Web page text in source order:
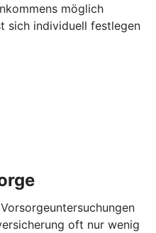
möglich
sich individuell festlegen
oft nur wenig